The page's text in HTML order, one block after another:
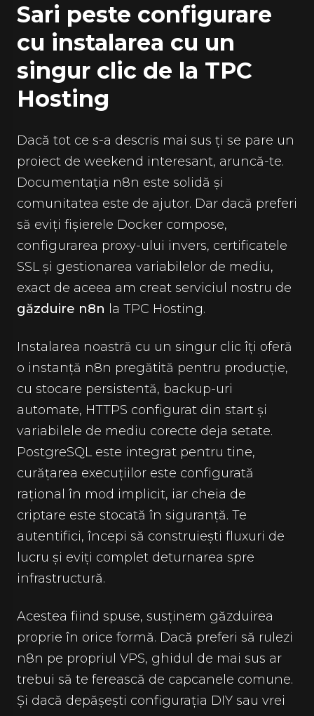
Sari peste configurare
cu instalarea cu un
singur clic de la TPC
Hosting
Dacă tot ce s-a descris mai sus ți se pare un
proiect de weekend interesant, aruncă-te.
Documentația n8n este solidă și
comunitatea este de ajutor. Dar dacă preferi
să eviți fișierele Docker compose,
configurarea proxy-ului invers, certificatele
SSL și gestionarea variabilelor de mediu,
exact de aceea am creat serviciul nostru de
găzduire n8n la TPC Hosting.
Instalarea noastră cu un singur clic îți oferă
o instanță n8n pregătită pentru producție,
cu stocare persistentă, backup-uri
automate, HTTPS configurat din start și
variabilele de mediu corecte deja setate.
PostgreSQL este integrat pentru tine,
curățarea execuțiilor este configurată
rațional în mod implicit, iar cheia de
criptare este stocată în siguranță. Te
autentifici, începi să construiești fluxuri de
lucru și eviți complet deturnarea spre
infrastructură.
Acestea fiind spuse, susținem găzduirea
proprie în orice formă. Dacă preferi să rulezi
n8n pe propriul VPS, ghidul de mai sus ar
trebui să te ferească de capcanele comune.
Și dacă depășești configurația DIY sau vrei